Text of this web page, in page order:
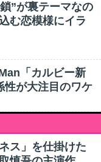
”が裏テーマなの
む恋模様にイラ
「カルビー新
性が大注目のワケ
ス」を仕掛けた